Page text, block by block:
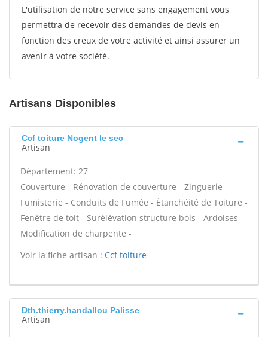
L'utilisation de notre service sans engagement vous
permettra de recevoir des demandes de devis en
fonction des creux de votre activité et ainsi assurer un
avenir à votre société.
Artisans Disponibles
Ccf toiture Nogent le sec
Artisan
Département: 27
Couverture - Rénovation de couverture - Zinguerie -
Fumisterie - Conduits de Fumée - Étanchéité de Toiture -
Fenêtre de toit - Surélévation structure bois - Ardoises -
Modification de charpente -
Voir la fiche artisan : Ccf toiture
Dth.thierry.handallou Palisse
Artisan